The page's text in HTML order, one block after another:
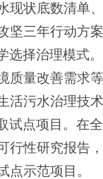
现状底数清单
坚三年行动方
选择治理模式
质量改善需求
活污水治理技
试点项目。在
行性研究报告
点示范项目。